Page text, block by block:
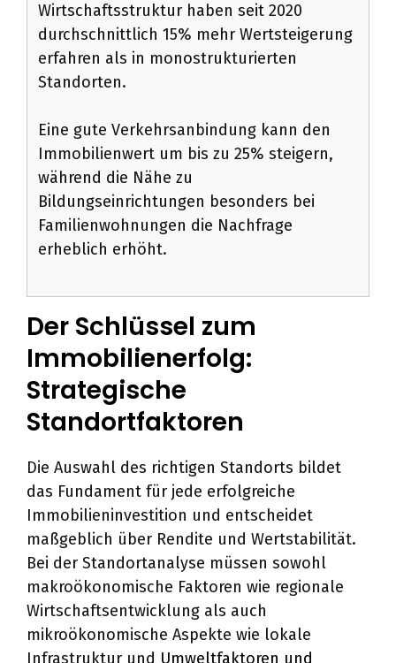
Wirtschaftsstruktur haben seit 2020
durchschnittlich 15% mehr Wertsteigerung
erfahren als in monostrukturierten
Standorten.
Eine gute Verkehrsanbindung kann den
Immobilienwert um bis zu 25% steigern,
während die Nähe zu
Bildungseinrichtungen besonders bei
Familienwohnungen die Nachfrage
erheblich erhöht.
Der Schlüssel zum
Immobilienerfolg:
Strategische
Standortfaktoren
Die Auswahl des richtigen Standorts bildet
das Fundament für jede erfolgreiche
Immobilieninvestition und entscheidet
maßgeblich über Rendite und Wertstabilität.
Bei der Standortanalyse müssen sowohl
makroökonomische Faktoren wie regionale
Wirtschaftsentwicklung als auch
mikroökonomische Aspekte wie lokale
Infrastruktur und Umweltfaktoren und